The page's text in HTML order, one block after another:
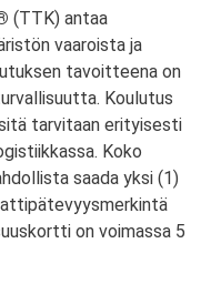
(TTK) antaa
vaaroista ja
tavoitteena on
Koulutus
tarvitaan erityisesti
Koko
saada yksi (1)
on voimassa 5